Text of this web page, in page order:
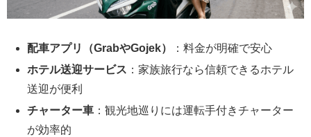
配車アプリ（GrabやGojek）
：料金が明確で安心
ホテル送迎サービス ：家族旅行なら信頼できるホテル
送迎が便利
チャーター車 ：観光地巡りには運転手付きチャーター
が効率的